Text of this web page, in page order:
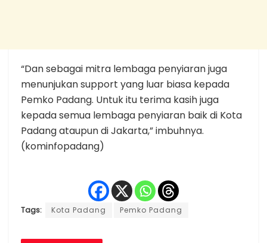
“Dan sebagai mitra lembaga penyiaran juga
menunjukan support yang luar biasa kepada
Pemko Padang. Untuk itu terima kasih juga
kepada semua lembaga penyiaran baik di Kota
Padang ataupun di Jakarta,” imbuhnya.
(kominfopadang)
Tags: Kota Padang Pemko Padang